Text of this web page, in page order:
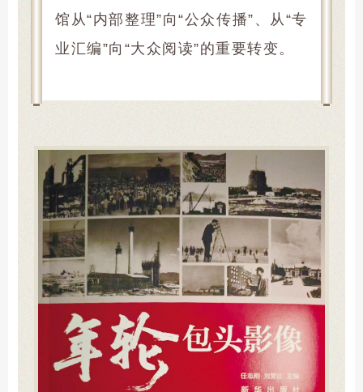
馆从“内部整理”向“公众传播”、从“专
业汇编”向“大众阅读”的重要转变。